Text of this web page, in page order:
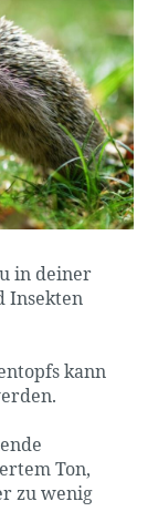
in deiner
Insekten
kann
Ton,
zu wenig